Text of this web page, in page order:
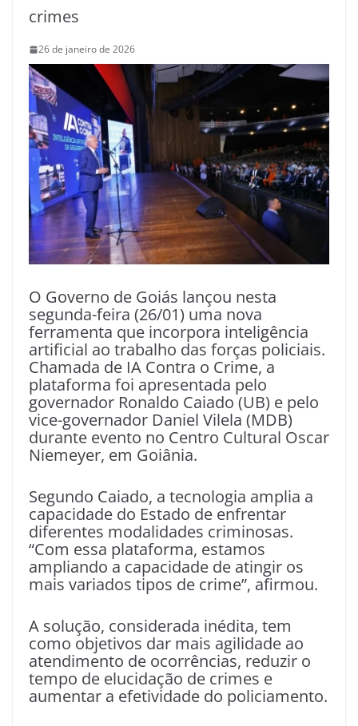
crimes
26 de janeiro de 2026
O Governo de Goiás lançou nesta
segunda-feira (26/01) uma nova
ferramenta que incorpora inteligência
artificial ao trabalho das forças policiais.
Chamada de IA Contra o Crime, a
plataforma foi apresentada pelo
governador Ronaldo Caiado (UB) e pelo
vice-governador Daniel Vilela (MDB)
durante evento no Centro Cultural Oscar
Niemeyer, em Goiânia.
Segundo Caiado, a tecnologia amplia a
capacidade do Estado de enfrentar
diferentes modalidades criminosas.
“Com essa plataforma, estamos
ampliando a capacidade de atingir os
mais variados tipos de crime”, afirmou.
A solução, considerada inédita, tem
como objetivos dar mais agilidade ao
atendimento de ocorrências, reduzir o
tempo de elucidação de crimes e
aumentar a efetividade do policiamento.